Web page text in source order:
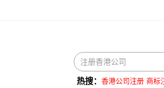
热搜： 香港公司注册 商标